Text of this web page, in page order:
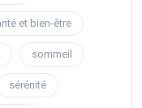
et bien-être
sommeil
sérénité